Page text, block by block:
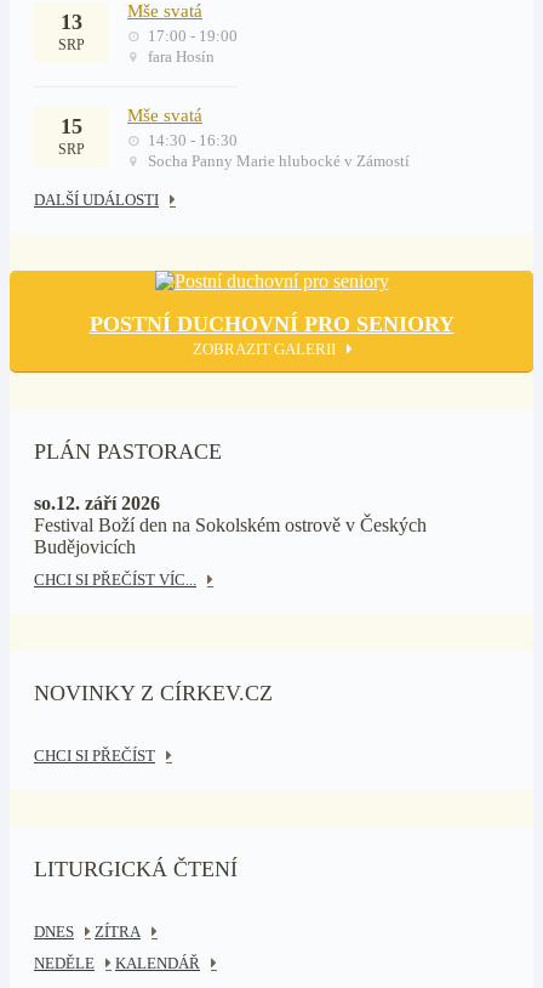
13
SRP
Mše svatá
17:00 - 19:00
fara Hosín
15
SRP
Mše svatá
14:30 - 16:30
Socha Panny Marie hlubocké v Zámostí
DALŠÍ UDÁLOSTI
POSTNÍ DUCHOVNÍ PRO SENIORY
ZOBRAZIT GALERII
PLÁN PASTORACE
so.12. září 2026
Festival Boží den na Sokolském ostrově v Českých
Budějovicích
CHCI SI PŘEČÍST VÍC...
NOVINKY Z CÍRKEV.CZ
CHCI SI PŘEČÍST
LITURGICKÁ ČTENÍ
DNES
ZÍTRA
NEDĚLE
KALENDÁŘ